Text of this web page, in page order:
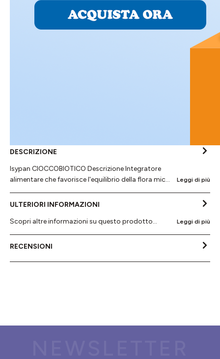
DESCRIZIONE
Isypan CIOCCOBIOTICO Descrizione Integratore
alimentare che favorisce l'equilibrio della flora mic…
Leggi di più
ULTERIORI INFORMAZIONI
Scopri altre informazioni su questo prodotto...
Leggi di più
RECENSIONI